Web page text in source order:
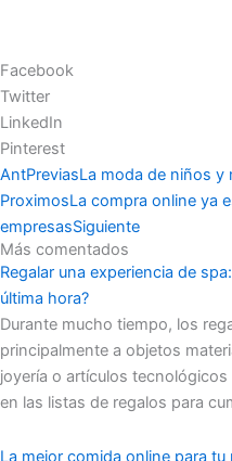
Facebook
Twitter
LinkedIn
Pinterest
AntPreviasLa moda de niños y
ProximosLa compra online ya
empresasSiguiente
Más comentados
Regalar una experiencia de
última hora?
Durante mucho tiempo, los
principalmente a objetos
joyería o artículos
en las listas de regalos para
La mejor comida online para tu